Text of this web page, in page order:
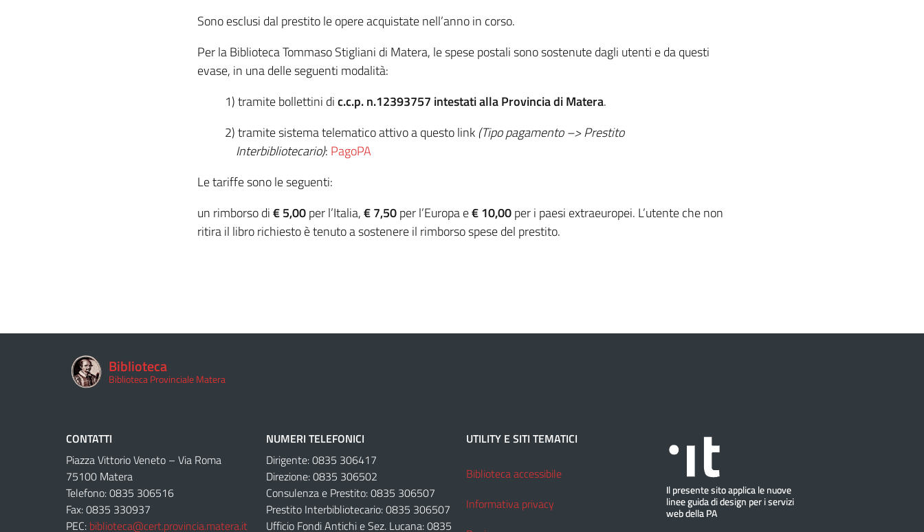
Sono esclusi dal prestito le opere acquistate nell’anno in corso.
Per la Biblioteca Tommaso Stigliani di Matera, le spese postali sono sostenute dagli utenti e da questi
evase, in una delle seguenti modalità:
1) tramite bollettini dic.c.p. n.12393757 intestati alla Provincia di Matera.
2) tramite sistema telematico attivo a questo link (Tipo pagamento –> Prestito
Interbibliotecario): PagoPA
Le tariffe sono le seguenti:
un rimborso di€ 5,00per l’Italia,€ 7,50per l’Europa e€ 10,00per i paesi extraeuropei. L’utente che non
ritira il libro richiesto è tenuto a sostenere il rimborso spese del prestito.
Biblioteca
Biblioteca Provinciale Matera
CONTATTI
Piazza Vittorio Veneto – Via Roma
75100 Matera
Telefono: 0835 306516
Fax: 0835 330937
PEC: biblioteca@cert.provincia.matera.it
NUMERI TELEFONICI
Dirigente: 0835 306417
Direzione: 0835 306502
Consulenza e Prestito: 0835 306507
Prestito Interbibliotecario: 0835 306507
Ufficio Fondi Antichi e Sez. Lucana: 0835
UTILITY E SITI TEMATICI
Biblioteca accessibile
Informativa privacy